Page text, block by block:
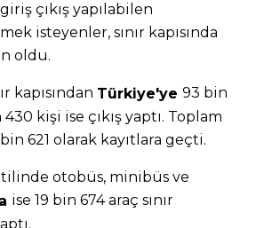
çıkış yapılabilen
isteyenler, sınır kapısında
oldu.
kapısından Türkiye'ye 93 bin
kişi ise çıkış yaptı. Toplam
bin 621 olarak kayıtlara geçti.
otobüs, minibüs ve
ise 19 bin 674 araç sınır